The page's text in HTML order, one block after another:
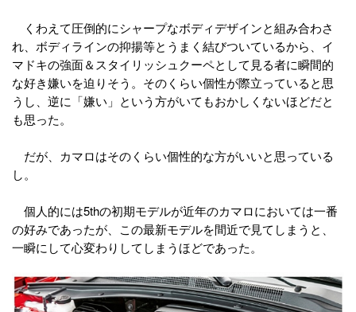
くわえて圧倒的にシャープなボディデザインと組み合わさ
れ、ボディラインの抑揚等とうまく結びついているから、イ
マドキの強面＆スタイリッシュクーペとして見る者に瞬間的
な好き嫌いを迫りそう。そのくらい個性が際立っていると思
うし、逆に「嫌い」という方がいてもおかしくないほどだと
も思った。
だが、カマロはそのくらい個性的な方がいいと思っている
し。
個人的には5thの初期モデルが近年のカマロにおいては一番
の好みであったが、この最新モデルを間近で見てしまうと、
一瞬にして心変わりしてしまうほどであった。